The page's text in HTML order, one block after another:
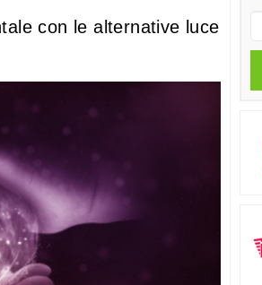
con le alternative luce